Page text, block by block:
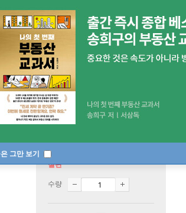
그만 보기
]
절판
수량